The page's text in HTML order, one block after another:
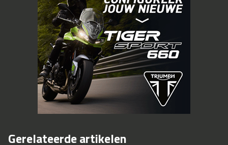
Gerelateerde artikelen